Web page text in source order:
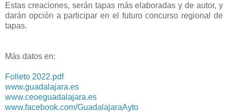
Estas creaciones, serán tapas más elaboradas y de autor, y
darán opción a participar en el futuro concurso regional de
tapas.
Más datos en:
Folleto 2022.pdf
www.guadalajara.es
www.ceoeguadalajara.es
www.facebook.com/GuadalajaraAyto